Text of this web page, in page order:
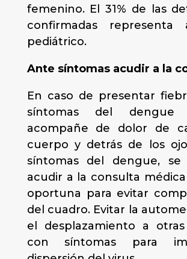
femenino. El 31% de las
confirmadas
pediátrico.
Ante síntomas acudir a la
En caso de presentar
síntomas del
acompañe de dolor de
cuerpo y detrás de los
síntomas del dengue, se
acudir a la consulta
oportuna para evitar
del cuadro. Evitar la
el desplazamiento a
con síntomas para